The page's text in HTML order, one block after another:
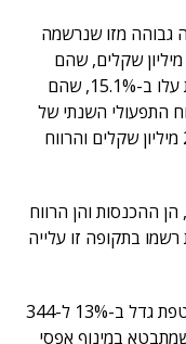
גבוהה מזו שנרשמה
בהוצאות: בעוד שההוצאות גדלו ב-457.6 מיליון שקלים, שהם
15.4%, ל-3.4 מיליארד שקלים, ההכנסות עלו ב-15.1%, שהם
מיליארד. הרווח התפעולי השנתי של
החברה רשם עלייה של 11.7% ל-264.33 מיליון שקלים והרווח
ההכנסות והן הרווח
מפי 2.5: ההכנסות רשמו בתקופה זו עלייה
תזרים המזומנים של החברה מפעילות שוטפת גדל ב-13% ל-344
במינוף אפסי